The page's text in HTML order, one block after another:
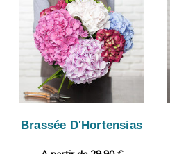
Brassée D'Hortensias